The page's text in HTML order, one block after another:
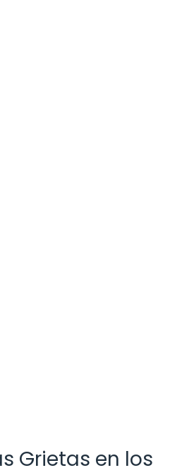
Grietas en los